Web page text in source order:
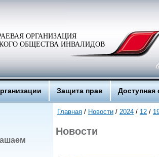
ОРГАНИЗАЦИЯ
ОБЩЕСТВА ИНВАЛИДОВ
Защита прав Доступная
Главная / Новости / 2024 / 12 /
Новости